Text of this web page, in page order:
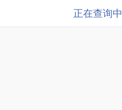
正在查询中